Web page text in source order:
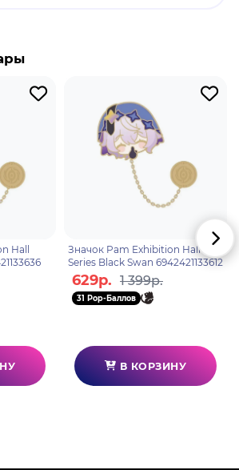
по профессии, является
повелителем
снова и снова спасал
Он унаследовал мировое
Hall
Значок Pam Exhibition Hall
Series Black Swan 6942421133612
629р. 1 399р.
31 Pop-Баллов
В КОРЗИНУ